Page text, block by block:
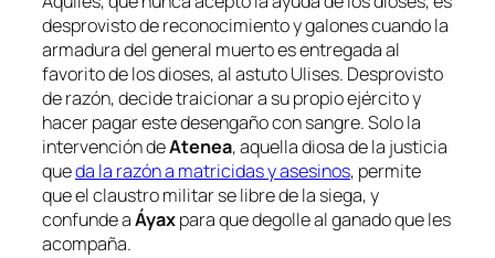
desprovisto de reconocimiento y galones cuando la
armadura del general muerto es entregada al
favorito de los dioses, al astuto Ulises. Desprovisto
de razón, decide traicionar a su propio ejército y
hacer pagar este desengaño con sangre. Solo la
intervención deAtenea, aquella diosa de la justicia
queda la razón a matricidas y asesinos, permite
que el claustro militar se libre de la siega, y
confunde aÁyaxpara que degolle al ganado que les
acompaña.